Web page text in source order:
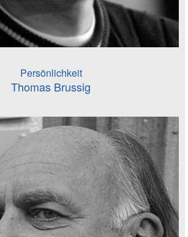
Persönlichkeit
Thomas Brussig